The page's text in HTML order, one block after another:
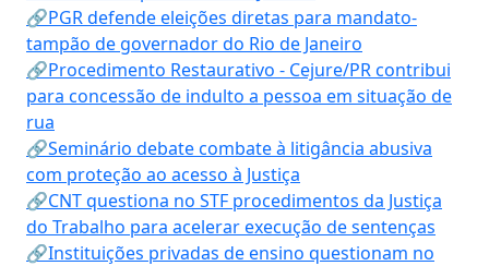
🔗PGR defende eleições diretas para mandato-
tampão de governador do Rio de Janeiro
🔗Procedimento Restaurativo - Cejure/PR contribui
para concessão de indulto a pessoa em situação de
rua
🔗Seminário debate combate à litigância abusiva
com proteção ao acesso à Justiça
🔗CNT questiona no STF procedimentos da Justiça
do Trabalho para acelerar execução de sentenças
🔗Instituições privadas de ensino questionam no